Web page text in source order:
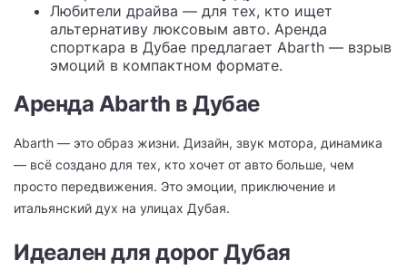
Любители драйва — для тех, кто ищет
альтернативу люксовым авто. Аренда
спорткара в Дубае предлагает Abarth — взрыв
эмоций в компактном формате.
Аренда Abarth в Дубае
Abarth — это образ жизни. Дизайн, звук мотора, динамика
— всё создано для тех, кто хочет от авто больше, чем
просто передвижения. Это эмоции, приключение и
итальянский дух на улицах Дубая.
Идеален для дорог Дубая